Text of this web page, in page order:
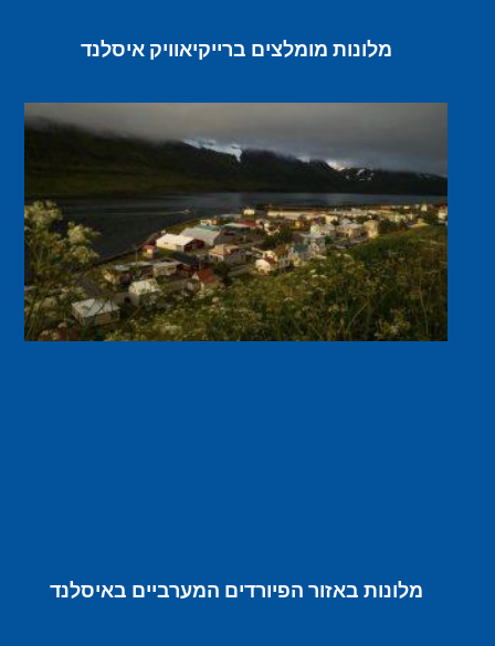
מלונות מומלצים ברייקיאוויק איסלנד
מלונות באזור הפיורדים המערביים באיסלנד